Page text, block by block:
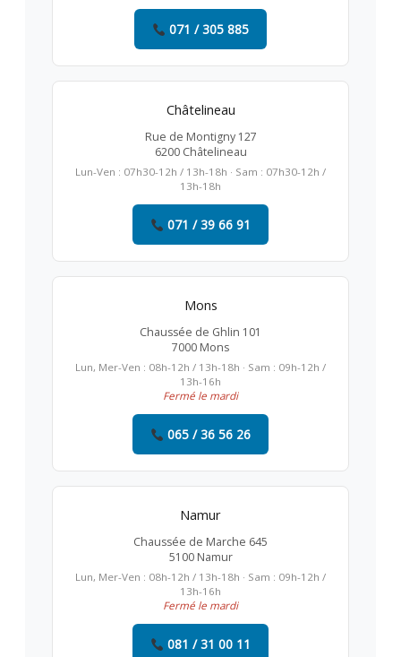
071 / 305 885
Châtelineau
Rue de Montigny 127
6200 Châtelineau
Lun-Ven : 07h30-12h / 13h-18h · Sam : 07h30-12h /
13h-18h
071 / 39 66 91
Mons
Chaussée de Ghlin 101
7000 Mons
Lun, Mer-Ven : 08h-12h / 13h-18h · Sam : 09h-12h /
13h-16h
Fermé le mardi
065 / 36 56 26
Namur
Chaussée de Marche 645
5100 Namur
Lun, Mer-Ven : 08h-12h / 13h-18h · Sam : 09h-12h /
13h-16h
Fermé le mardi
081 / 31 00 11